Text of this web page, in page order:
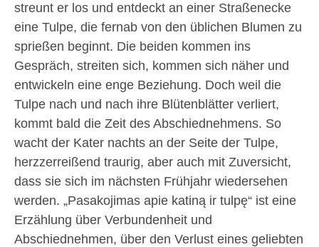
streunt er los und entdeckt an einer Straßenecke
eine Tulpe, die fernab von den üblichen Blumen zu
sprießen beginnt. Die beiden kommen ins
Gespräch, streiten sich, kommen sich näher und
entwickeln eine enge Beziehung. Doch weil die
Tulpe nach und nach ihre Blütenblätter verliert,
kommt bald die Zeit des Abschiednehmens. So
wacht der Kater nachts an der Seite der Tulpe,
herzzerreißend traurig, aber auch mit Zuversicht,
dass sie sich im nächsten Frühjahr wiedersehen
werden. „Pasakojimas apie katiną ir tulpę“ ist eine
Erzählung über Verbundenheit und
Abschiednehmen, über den Verlust eines geliebten